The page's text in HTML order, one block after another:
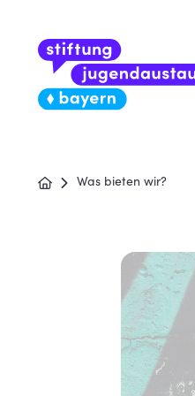
Was bieten wir?